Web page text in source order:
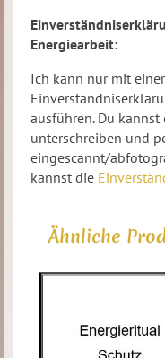
Energiearbeit:
Ich kann nur mit
ausführen. Du
unterschreiben und
eingescannt/
kannst die
Ähnliche